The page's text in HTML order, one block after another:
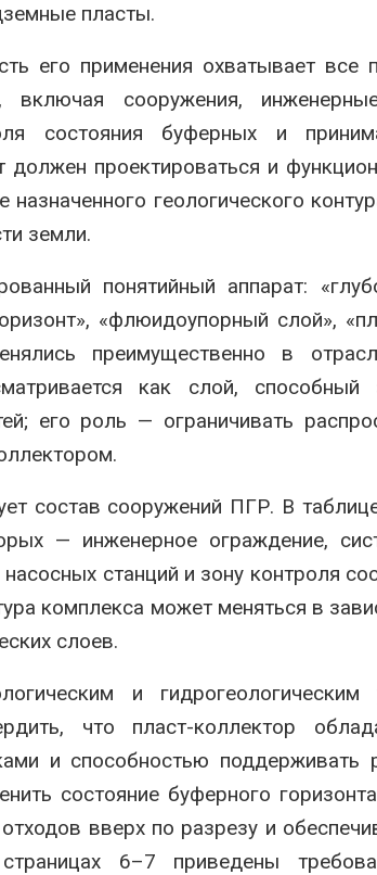
пласты.
его применения охватывает все
сооружения,
состояния буферных и
проектироваться и
геологического
земли.
понятийный аппарат:
«флюидоупорный слой»,
преимущественно в
как слой,
его роль — ограничивать
состав сооружений ПГР. В
— инженерное ограждение,
станций и зону контроля
комплекса может меняться в
слоев.
и
что пласт-коллектор
и способностью поддерживать
состояние буферного
вверх по разрезу и
6–7 приведены